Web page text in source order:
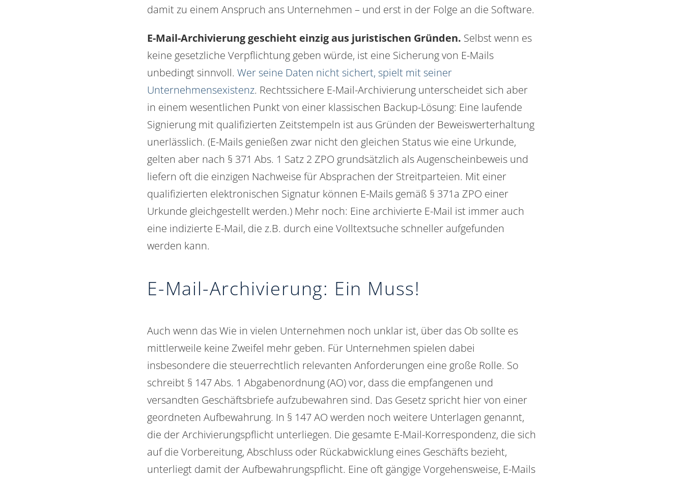
damit zu einem Anspruch ans Unternehmen – und erst in der Folge an die Software.
E-Mail-Archivierung geschieht einzig aus juristischen Gründen. Selbst wenn es
keine gesetzliche Verpflichtung geben würde, ist eine Sicherung von E-Mails
unbedingt sinnvoll. Wer seine Daten nicht sichert, spielt mit seiner
Unternehmensexistenz. Rechtssichere E-Mail-Archivierung unterscheidet sich aber
in einem wesentlichen Punkt von einer klassischen Backup-Lösung: Eine laufende
Signierung mit qualifizierten Zeitstempeln ist aus Gründen der Beweiswerterhaltung
unerlässlich. (E-Mails genießen zwar nicht den gleichen Status wie eine Urkunde,
gelten aber nach § 371 Abs. 1 Satz 2 ZPO grundsätzlich als Augenscheinbeweis und
liefern oft die einzigen Nachweise für Absprachen der Streitparteien. Mit einer
qualifizierten elektronischen Signatur können E-Mails gemäß § 371a ZPO einer
Urkunde gleichgestellt werden.) Mehr noch: Eine archivierte E-Mail ist immer auch
eine indizierte E-Mail, die z.B. durch eine Volltextsuche schneller aufgefunden
werden kann.
E-Mail-Archivierung: Ein Muss!
Auch wenn dasWie in vielen Unternehmen noch unklar ist, über das Ob sollte es
mittlerweile keine Zweifel mehr geben. Für Unternehmen spielen dabei
insbesondere die steuerrechtlich relevanten Anforderungen eine große Rolle. So
schreibt § 147 Abs. 1 Abgabenordnung (AO) vor, dass die empfangenen und
versandten Geschäftsbriefe aufzubewahren sind. Das Gesetz spricht hier von einer
geordneten Aufbewahrung. In § 147 AO werden noch weitere Unterlagen genannt,
die der Archivierungspflicht unterliegen. Die gesamte E-Mail-Korrespondenz, die sich
auf die Vorbereitung, Abschluss oder Rückabwicklung eines Geschäfts bezieht,
unterliegt damit der Aufbewahrungspflicht. Eine oft gängige Vorgehensweise, E-Mails